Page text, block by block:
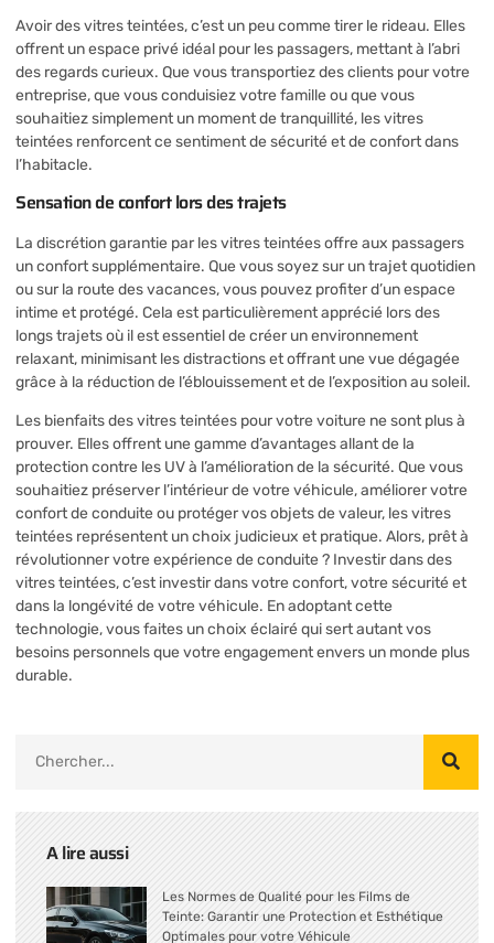
Avoir des vitres teintées, c’est un peu comme tirer le rideau. Elles
offrent un espace privé idéal pour les passagers, mettant à l’abri
des regards curieux. Que vous transportiez des clients pour votre
entreprise, que vous conduisiez votre famille ou que vous
souhaitiez simplement un moment de tranquillité, les vitres
teintées renforcent ce sentiment de sécurité et de confort dans
l’habitacle.
Sensation de confort lors des trajets
La discrétion garantie par les vitres teintées offre aux passagers
un confort supplémentaire. Que vous soyez sur un trajet quotidien
ou sur la route des vacances, vous pouvez profiter d’un espace
intime et protégé. Cela est particulièrement apprécié lors des
longs trajets où il est essentiel de créer un environnement
relaxant, minimisant les distractions et offrant une vue dégagée
grâce à la réduction de l’éblouissement et de l’exposition au soleil.
Les bienfaits des vitres teintées pour votre voiture ne sont plus à
prouver. Elles offrent une gamme d’avantages allant de la
protection contre les UV à l’amélioration de la sécurité. Que vous
souhaitiez préserver l’intérieur de votre véhicule, améliorer votre
confort de conduite ou protéger vos objets de valeur, les vitres
teintées représentent un choix judicieux et pratique. Alors, prêt à
révolutionner votre expérience de conduite ? Investir dans des
vitres teintées, c’est investir dans votre confort, votre sécurité et
dans la longévité de votre véhicule. En adoptant cette
technologie, vous faites un choix éclairé qui sert autant vos
besoins personnels que votre engagement envers un monde plus
durable.
A lire aussi
Les Normes de Qualité pour les Films de
Teinte: Garantir une Protection et Esthétique
Optimales pour votre Véhicule